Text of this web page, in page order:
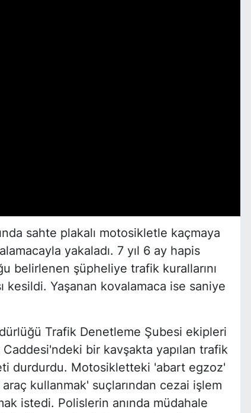
sahte plakalı motosikletle kaçmaya
yakaladı. 7 yıl 6 ay hapis
belirlenen şüpheliye trafik kurallarını
kesildi. Yaşanan kovalamaca ise saniye
Trafik Denetleme Şubesi ekipleri
bir kavşakta yapılan trafik
durdurdu. Motosikletteki 'abart egzoz'
kullanmak' suçlarından cezai işlem
istedi. Polislerin anında müdahale